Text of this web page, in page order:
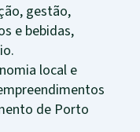
gestão,
e bebidas,
local e
de Porto